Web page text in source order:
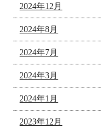
2024年12月
2024年8月
2024年7月
2024年3月
2024年1月
2023年12月